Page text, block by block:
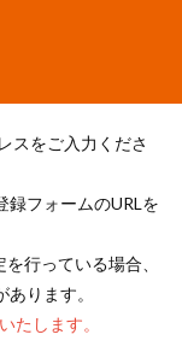
スをご入力くださ
録フォームのURLを
行っている場合、
ります。
たします。